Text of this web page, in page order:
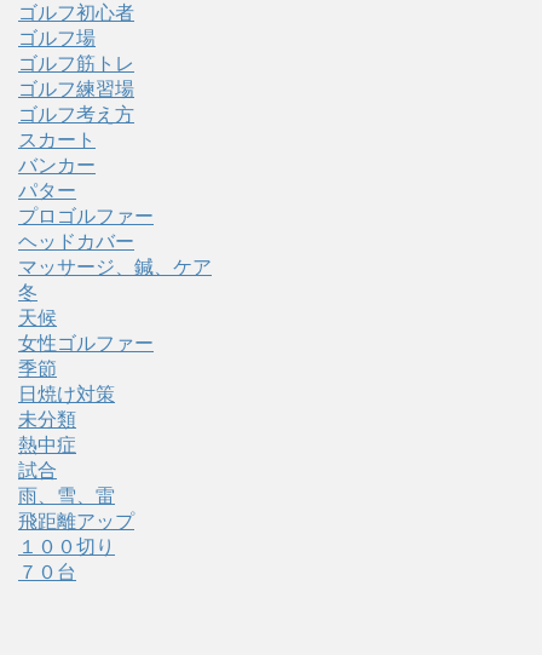
ゴルフ初心者
ゴルフ場
ゴルフ筋トレ
ゴルフ練習場
ゴルフ考え方
スカート
バンカー
パター
プロゴルファー
ヘッドカバー
マッサージ、鍼、ケア
冬
天候
女性ゴルファー
季節
日焼け対策
未分類
熱中症
試合
雨、雪、雷
飛距離アップ
１００切り
７０台